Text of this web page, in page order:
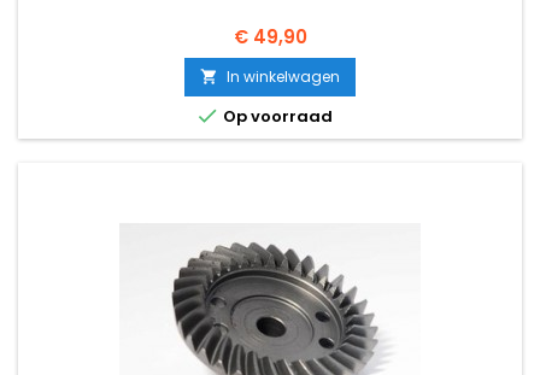
Prijs
€ 49,90
 In winkelwagen
 Op voorraad